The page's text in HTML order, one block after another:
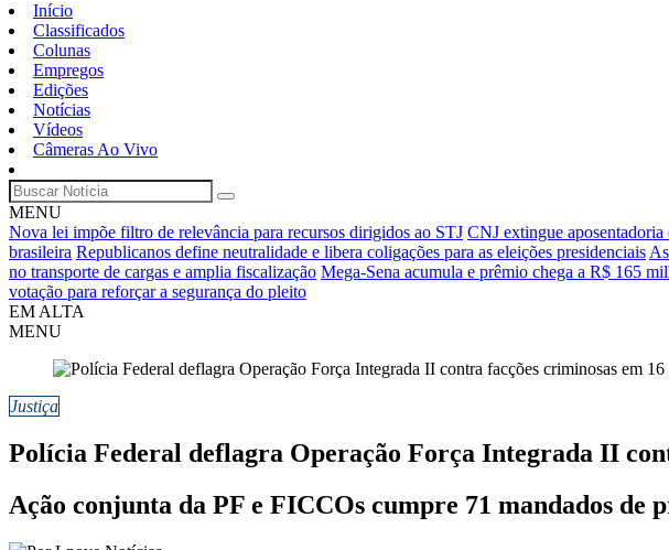
Início
Classificados
Colunas
Empregos
Edições
Notícias
Vídeos
Câmeras Ao Vivo
MENU
Nova lei impõe filtro de relevância para recursos dirigidos ao STJ CNJ extingue
brasileira Republicanos define neutralidade e libera coligações para as eleições presidenciais
no transporte de cargas e amplia fiscalização Mega-Sena acumula e prêmio chega a R$ 165
votação para reforçar a segurança do pleito
EM ALTA
MENU
Justiça
Polícia Federal deflagra Operação Força Integrada II
Ação conjunta da PF e FICCOs cumpre 71 mandados de